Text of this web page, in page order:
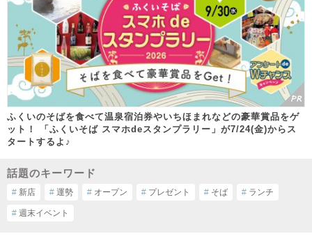
ふくいのそばを食べて温泉宿泊券やいちほまれなどの豪華賞品をゲ
ット！ 「ふくいそば スマホdeスタンプラリー」が7/24(金)からス
タートするよ♪
話題のキーワード
# 新店 # 運勢 # オープン # プレゼント # そば # ランチ
# 週末イベント